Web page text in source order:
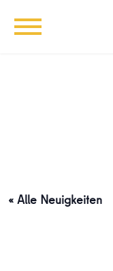
« Alle Neuigkeiten